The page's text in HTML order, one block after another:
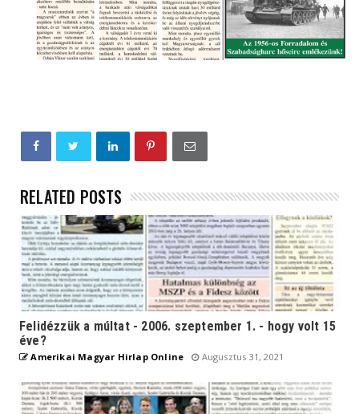
RELATED POSTS
Felidézzük a múltat - 2006. szeptember 1. - hogy volt 15
éve?
Amerikai Magyar Hirlap Online Augusztus 31, 2021